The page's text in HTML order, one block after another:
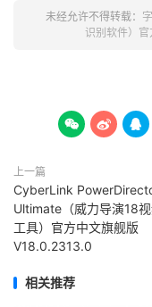
未经允许不得转载：
识别软件）
  
上一篇
CyberLink
Ultimate（威力导演18
工具）官方中文旗舰版
V18.0.2313.0
相关推荐